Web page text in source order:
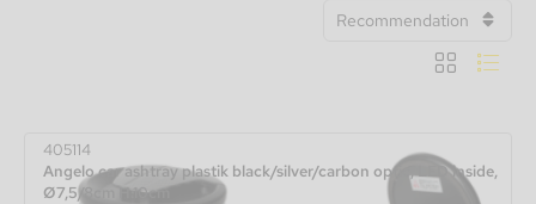
Recommendation
405114
Angelo car ashtray plastik black/silver/carbon optic, LED inside,
Ø7,5/8cm H.10cm